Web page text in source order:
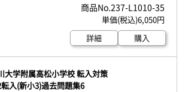
237-L1010-35
6,050円
詳細
購入
大学附属高松小学校 転入対策
入(新小3)過去問題集6